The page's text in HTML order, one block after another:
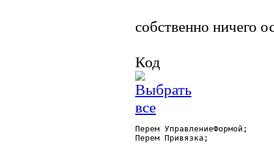
собственно ничего
Код
Перем УправлениеФормой;
Перем Привязка;